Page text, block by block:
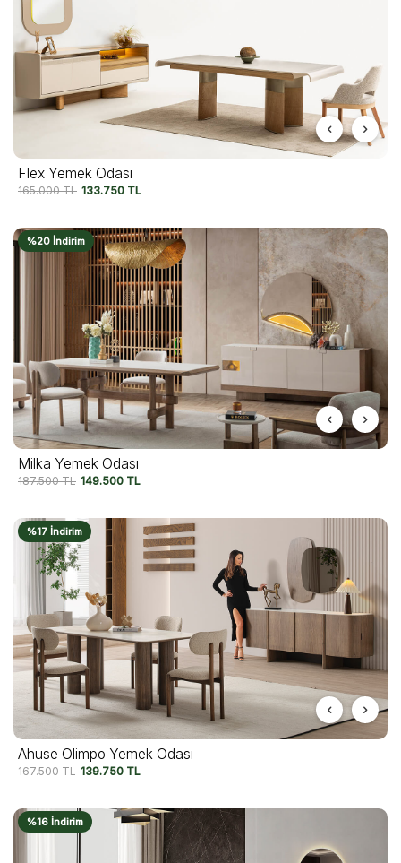
Flex Yemek Odası
165.000TL 133.750 TL
%20 İndirim
Milka Yemek Odası
187.500TL 149.500 TL
%17 İndirim
Ahuse Olimpo Yemek Odası
167.500TL 139.750 TL
%16 İndirim